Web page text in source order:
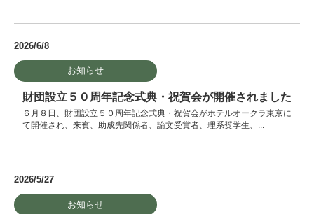
2026/6/8
お知らせ
財団設立５０周年記念式典・祝賀会が開催されました
６月８日、財団設立５０周年記念式典・祝賀会がホテルオークラ東京に
て開催され、来賓、助成先関係者、論文受賞者、理系奨学生、...
2026/5/27
お知らせ